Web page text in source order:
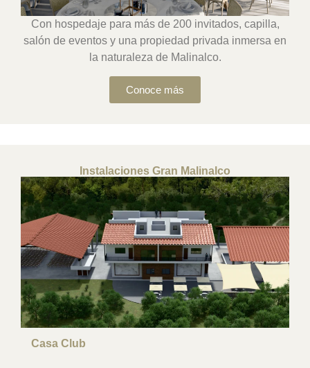
Con hospedaje para más de 200 invitados, capilla,
salón de eventos y una propiedad privada inmersa en
la naturaleza de Malinalco.
Conoce más
Instalaciones Gran Malinalco
Casa Club